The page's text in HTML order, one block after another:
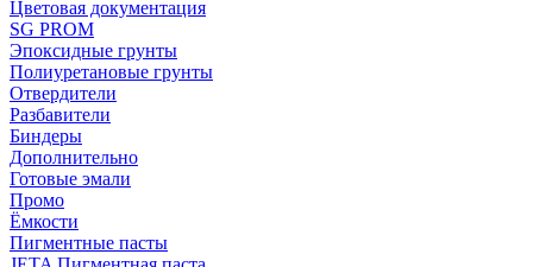
Цветовая документация
SG PROM
Эпоксидные грунты
Полиуретановые грунты
Отвердители
Разбавители
Биндеры
Дополнительно
Готовые эмали
Промо
Ёмкости
Пигментные пасты